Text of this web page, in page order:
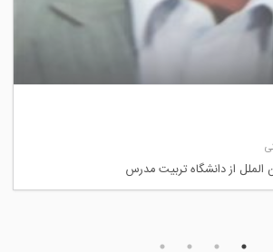
از دانشگاه تربیت مدرس